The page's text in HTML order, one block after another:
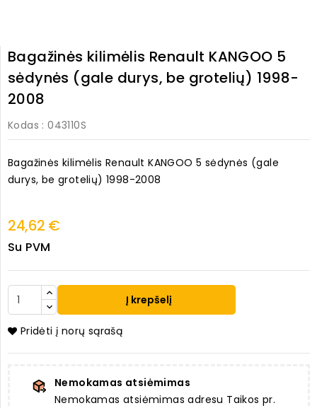
Bagažinės kilimėlis Renault KANGOO 5
sėdynės (gale durys, be grotelių) 1998-
2008
Kodas : 043110S
Bagažinės kilimėlis Renault KANGOO 5 sėdynės (gale
durys, be grotelių) 1998-2008
24,62 €
Su PVM
Į krepšelį
Pridėti į norų sąrašą
Nemokamas atsiėmimas
Nemokamas atsiėmimas adresu Taikos pr.